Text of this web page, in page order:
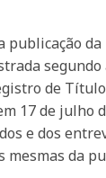
publicação da
segundo
de
17 de julho
e dos
mesmas da